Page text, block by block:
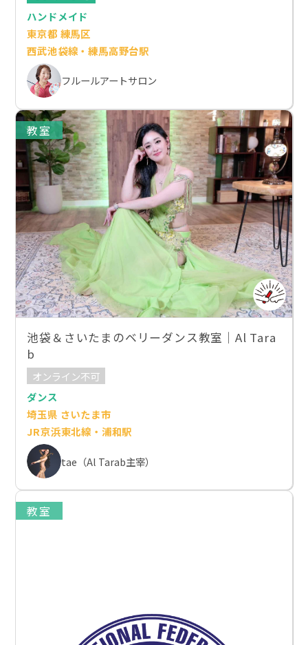
ハンドメイド
東京都 練馬区
西武池袋線・練馬高野台駅
フルールアートサロン
教室
池袋＆さいたまのベリーダンス教室｜Al Tara
b
オンライン不可
ダンス
埼玉県 さいたま市
JR京浜東北線・浦和駅
tae（Al Tarab主宰）
教室